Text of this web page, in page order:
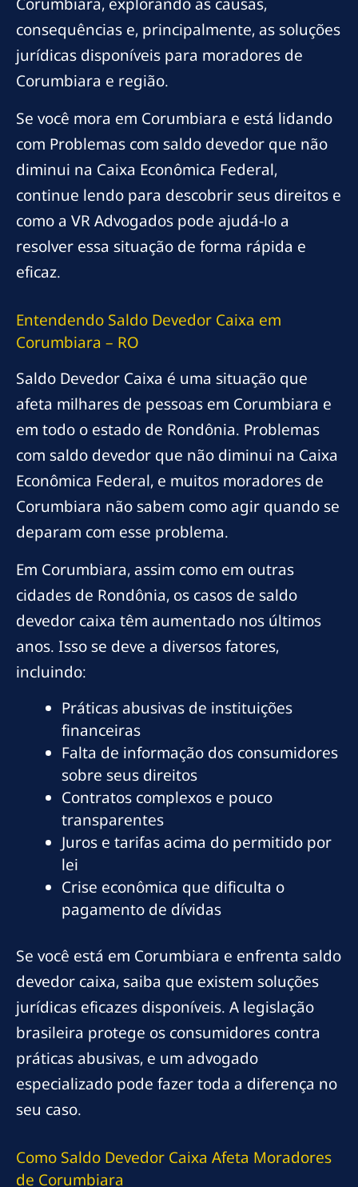
consequências e, principalmente, as soluções
jurídicas disponíveis para moradores de
Corumbiara e região.
Se você mora em Corumbiara e está lidando
com Problemas com saldo devedor que não
diminui na Caixa Econômica Federal,
continue lendo para descobrir seus direitos e
como a VR Advogados pode ajudá-lo a
resolver essa situação de forma rápida e
eficaz.
Entendendo Saldo Devedor Caixa em
Corumbiara – RO
Saldo Devedor Caixa é uma situação que
afeta milhares de pessoas em Corumbiara e
em todo o estado de Rondônia. Problemas
com saldo devedor que não diminui na Caixa
Econômica Federal, e muitos moradores de
Corumbiara não sabem como agir quando se
deparam com esse problema.
Em Corumbiara, assim como em outras
cidades de Rondônia, os casos de saldo
devedor caixa têm aumentado nos últimos
anos. Isso se deve a diversos fatores,
incluindo:
Práticas abusivas de instituições
financeiras
Falta de informação dos consumidores
sobre seus direitos
Contratos complexos e pouco
transparentes
Juros e tarifas acima do permitido por
lei
Crise econômica que dificulta o
pagamento de dívidas
Se você está em Corumbiara e enfrenta saldo
devedor caixa, saiba que existem soluções
jurídicas eficazes disponíveis. A legislação
brasileira protege os consumidores contra
práticas abusivas, e um advogado
especializado pode fazer toda a diferença no
seu caso.
Como Saldo Devedor Caixa Afeta Moradores
de Corumbiara